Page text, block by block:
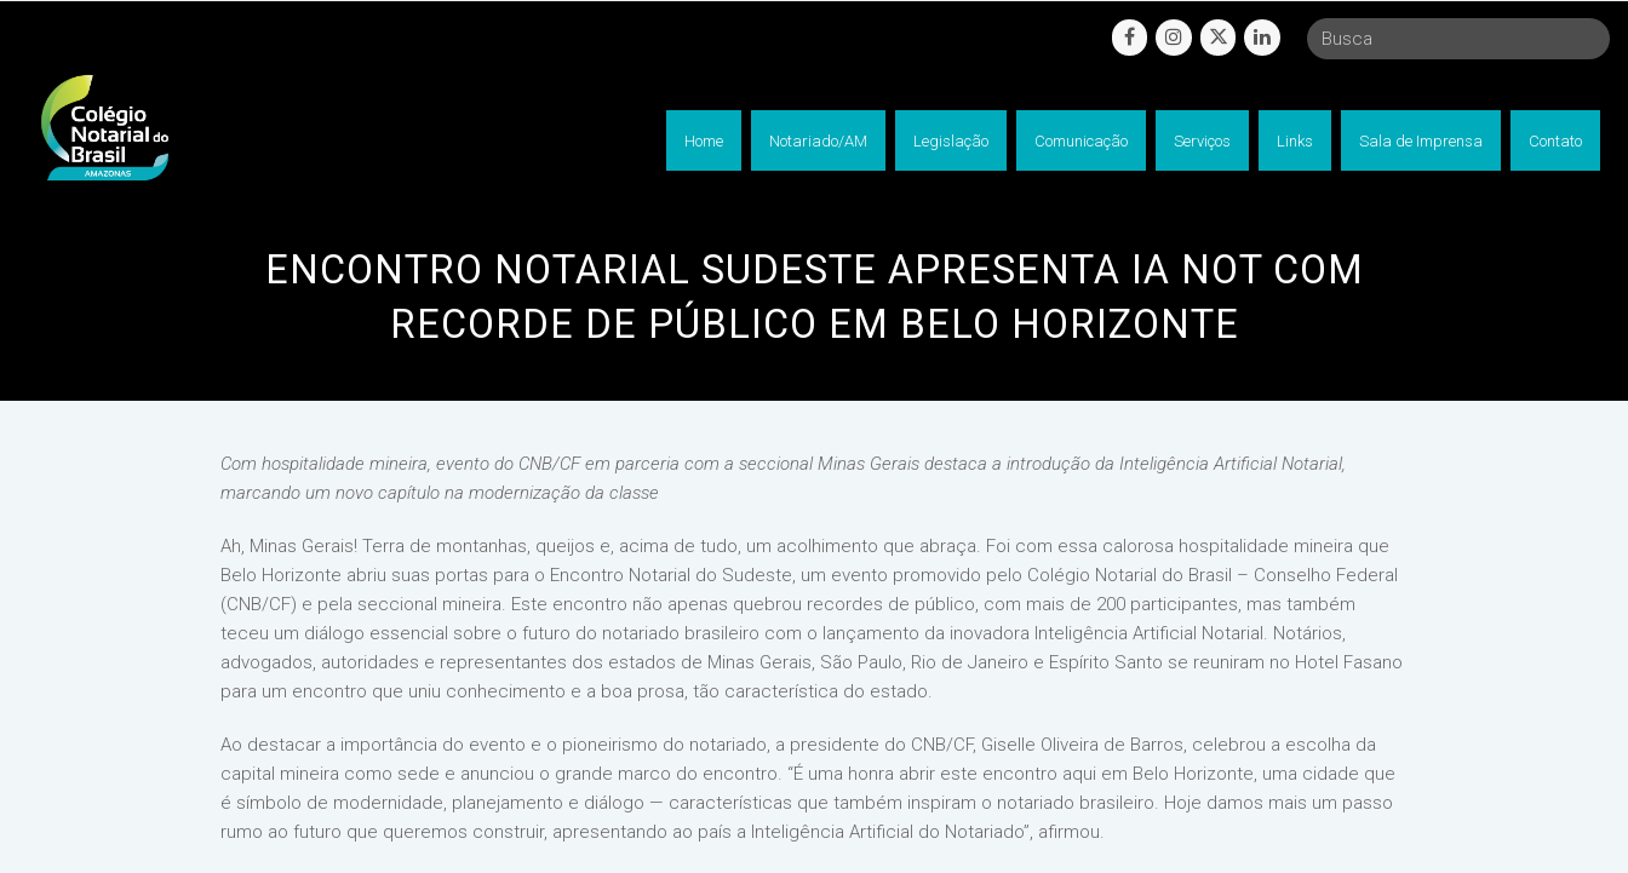
facebookinstagram
twitterlinkedin
Home Notariado/AM Legislação Comunicação Serviços Links Sala de Imprensa Contato
ENCONTRO NOTARIAL SUDESTE APRESENTA IA NOT COM
RECORDE DE PÚBLICO EM BELO HORIZONTE
Com hospitalidade mineira, evento do CNB/CF em parceria com a seccional Minas Gerais destaca a introdução da Inteligência Artificial Notarial,
marcando um novo capítulo na modernização da classe
Ah, Minas Gerais! Terra de montanhas, queijos e, acima de tudo, um acolhimento que abraça. Foi com essa calorosa hospitalidade mineira que
Belo Horizonte abriu suas portas para o Encontro Notarial do Sudeste, um evento promovido pelo Colégio Notarial do Brasil – Conselho Federal
(CNB/CF) e pela seccional mineira. Este encontro não apenas quebrou recordes de público, com mais de 200 participantes, mas também
teceu um diálogo essencial sobre o futuro do notariado brasileiro com o lançamento da inovadora Inteligência Artificial Notarial. Notários,
advogados, autoridades e representantes dos estados de Minas Gerais, São Paulo, Rio de Janeiro e Espírito Santo se reuniram no Hotel Fasano
para um encontro que uniu conhecimento e a boa prosa, tão característica do estado.
Ao destacar a importância do evento e o pioneirismo do notariado, a presidente do CNB/CF, Giselle Oliveira de Barros, celebrou a escolha da
capital mineira como sede e anunciou o grande marco do encontro. “É uma honra abrir este encontro aqui em Belo Horizonte, uma cidade que
é símbolo de modernidade, planejamento e diálogo — características que também inspiram o notariado brasileiro. Hoje damos mais um passo
rumo ao futuro que queremos construir, apresentando ao país a Inteligência Artificial do Notariado”, afirmou.